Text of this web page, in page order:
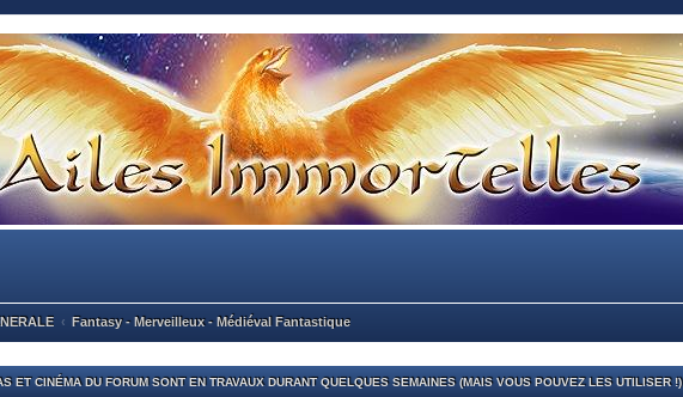
Fantasy - Merveilleux - Médiéval Fantastique
ET CINÉMA DU FORUM SONT EN TRAVAUX DURANT QUELQUES SEMAINES (MAIS VOUS POUVEZ LES UTILISER !)